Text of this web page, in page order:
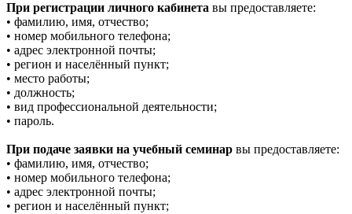
При регистрации личного кабинета вы предоставляете:
• фамилию, имя, отчество;
• номер мобильного телефона;
• адрес электронной почты;
• регион и населённый пункт;
• место работы;
• должность;
• вид профессиональной деятельности;
• пароль.
При подаче заявки на учебный семинар вы предоставляете:
• фамилию, имя, отчество;
• номер мобильного телефона;
• адрес электронной почты;
• регион и населённый пункт;